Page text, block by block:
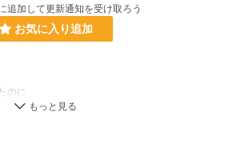
追加して更新通知を受け取ろう
お気に入り追加
のに